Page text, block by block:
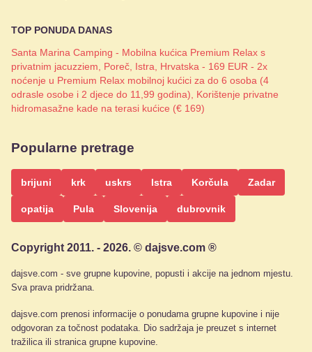
TOP PONUDA DANAS
Santa Marina Camping - Mobilna kućica Premium Relax s
privatnim jacuzziem, Poreč, Istra, Hrvatska - 169 EUR - 2x
noćenje u Premium Relax mobilnoj kućici za do 6 osoba (4
odrasle osobe i 2 djece do 11,99 godina), Korištenje privatne
hidromasažne kade na terasi kućice (€ 169)
Popularne pretrage
brijuni krk uskrs Istra Korčula Zadar
opatija Pula Slovenija dubrovnik
Copyright 2011. - 2026. © dajsve.com ®
dajsve.com - sve grupne kupovine, popusti i akcije na jednom mjestu.
Sva prava pridržana.
dajsve.com prenosi informacije o ponudama grupne kupovine i nije
odgovoran za točnost podataka. Dio sadržaja je preuzet s internet
tražilica ili stranica grupne kupovine.